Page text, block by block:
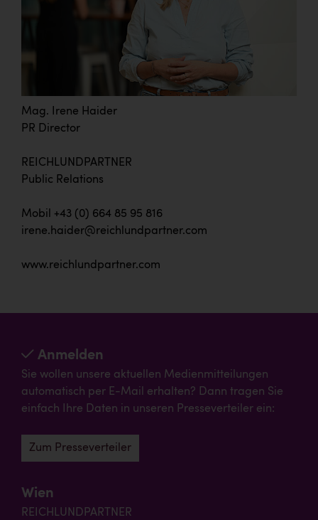
Mag. Irene Haider
PR Director
REICHLUNDPARTNER
Public Relations
Mobil +43 (0) 664 85 95 816
irene.haider@reichlundpartner.com
www.reichlundpartner.com
Anmelden
Sie wollen unsere aktuellen Medienmitteilungen
automatisch per E-Mail erhalten? Dann tragen Sie
einfach Ihre Daten in unseren Presseverteiler ein:
Zum Presseverteiler
Wien
REICHLUNDPARTNER